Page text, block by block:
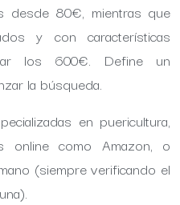
desde 80€, mientras que
y con características
los 600€. Define un
la búsqueda.
en puericultura,
online como Amazon, o
(siempre verificando el